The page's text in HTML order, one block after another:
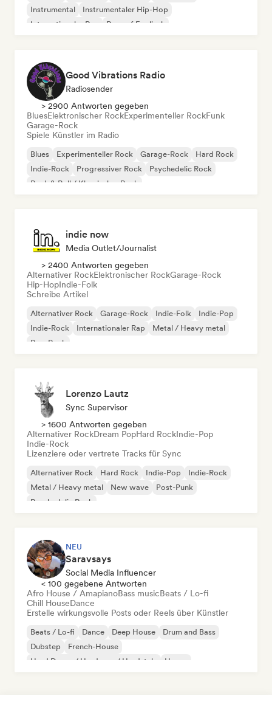
Instrumental
Instrumentaler Hip-Hop
Internationaler Rap
Rap auf Englisch
Good Vibrations Radio
Radiosender
> 2900 Antworten gegeben
BluesElektronischer RockExperimenteller RockFunk
Garage-Rock
Spiele Künstler im Radio
Blues Experimenteller Rock Garage-Rock
Hard Rock
Indie-Rock
Progressiver Rock
Psychedelic Rock
Rock & Roll / Klassischer Rock
indie now
Media Outlet/Journalist
> 2400 Antworten gegeben
Alternativer RockElektronischer RockGarage-Rock
Hip-HopIndie-Folk
Schreibe Artikel
Alternativer Rock Garage-Rock Indie-Folk
Indie-Pop
Indie-Rock
Internationaler Rap
Metal / Heavy metal
Pop-Rock
Lorenzo Lautz
Sync Supervisor
> 1600 Antworten gegeben
Alternativer RockDream PopHard RockIndie-Pop
Indie-Rock
Lizenziere oder vertrete Tracks für Sync
Alternativer Rock Hard Rock Indie-Pop
Indie-Rock
Metal / Heavy metal
New wave
Post-Punk
Psychedelic Rock
NEU
Saravsays
Social Media Influencer
< 100 gegebene Antworten
Afro House / AmapianoBass musicBeats / Lo-fi
Chill HouseDance
Erstelle wirkungsvolle Posts oder Reels über Künstler
Beats / Lo-fi Dance Deep House
Drum and Bass
Dubstep
French-House
Hard Dance / Hardcore / Hardstyle
House